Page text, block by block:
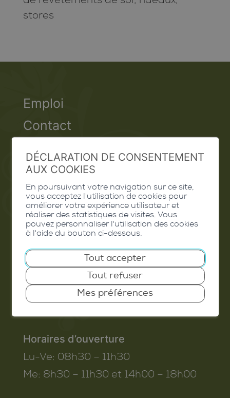
stores
Emploi
Contact
Extranet
Valais Excellence
Commune de Conthey
Route de Savoie 54
1975
St-Séverin
T. 027 345 45 45
info@conthey.ch
Horaires d’ouverture
Lu-Ve: 08h30 – 11h30
Me: 8h30 – 11h30 et 14h00 – 18h00
DÉCLARATION DE CONSENTEMENT
AUX COOKIES
En poursuivant votre navigation sur ce site,
vous acceptez l'utilisation de cookies pour
améliorer votre expérience utilisateur et
réaliser des statistiques de visites. Vous
pouvez personnaliser l'utilisation des cookies
à l'aide du bouton ci-dessous.
Tout accepter
Tout refuser
Mes préférences